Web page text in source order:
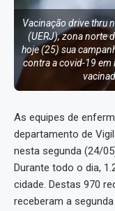
Vacinação drive thru
(UERJ), zona norte
hoje (25) sua
contra a covid-19 em
As equipes de
departamento de
nesta segunda (24/
Durante todo o dia,
cidade. Destas 970
receberam a